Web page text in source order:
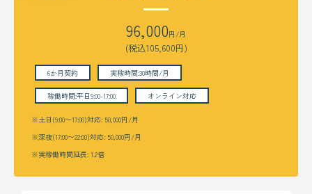
96,000円/月
(税込105,600円)
6か月契約 実稼時間:30時間/月
稼働時間:平日9:00-17:00 オンライン対応
※土日(9:00〜17:00)対応: 50,000円/月
※深夜(17:00〜22:00)対応: 50,000円/月
※実稼働時間延長: 1.2倍